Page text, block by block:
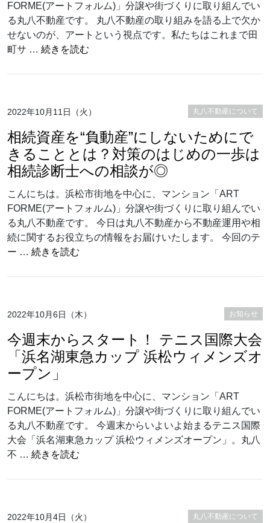
FORME(アートフォルム)」分譲や街づくりに取り組んでい
る丸八不動産です。 丸八不動産の取り組みを語る上で欠か
せないのが、アートという視点です。私たちはこれまで田
町サ … 続きを読む
2022年10月11日（火） 丸八不動産について
相続資産を“負動産”にしないためにで
きることとは？対策のはじめの一歩は
相続診断士への相談が◎
こんにちは。浜松市街地を中心に、マンション「ART
FORME(アートフォルム)」分譲や街づくりに取り組んでい
る丸八不動産です。 今日は丸八不動産から不動産運用や相
続に関するお役立ちの情報をお届けいたします。 今回のテ
ー … 続きを読む
2022年10月6日（木） お知らせ
今週末からスタート！ テニス国際大会
「浜名湖東急カップ 浜松ウィメンズオ
ープン」
こんにちは。浜松市街地を中心に、マンション「ART
FORME(アートフォルム)」分譲や街づくりに取り組んでい
る丸八不動産です。 今週末からいよいよ始まるテニス国際
大会「浜名湖東急カップ 浜松ウィメンズオープン」。丸八
不 … 続きを読む
2022年10月4日（火） 丸八不動産について